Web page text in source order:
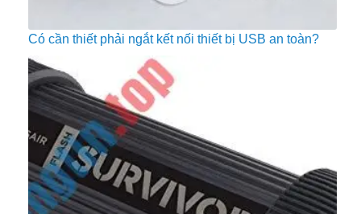
Có cần thiết phải ngắt kết nối thiết bị USB an toàn?